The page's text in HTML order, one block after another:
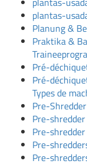
plantas-
Planung &
Praktika &
Pré-
Pré-
Types de
Pre-
Pre-
Pre-
Pre-
Pre-